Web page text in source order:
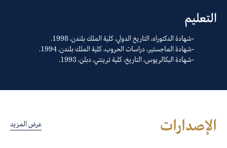
التعليم
شهادة الدكتوراه، التاريخ الدولي، كلية الملك بلندن، 1998.
شهادة الماجستير، دراسات الحروب، كلية الملك بلندن، 1994.
شهادة البكالريوس، التاريخ، كلية ترينتي، دبلن، 1993.
الإصدارات عرض المزيد